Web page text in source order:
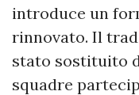
introduce un
rinnovato. Il
stato sostituito
squadre